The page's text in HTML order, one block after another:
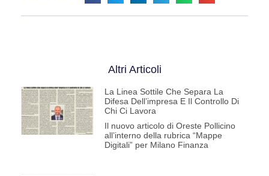
Altri Articoli
La Linea Sottile Che Separa La
Difesa Dell’impresa E Il Controllo Di
Chi Ci Lavora
Il nuovo articolo di Oreste Pollicino
all’interno della rubrica “Mappe
Digitali” per Milano Finanza